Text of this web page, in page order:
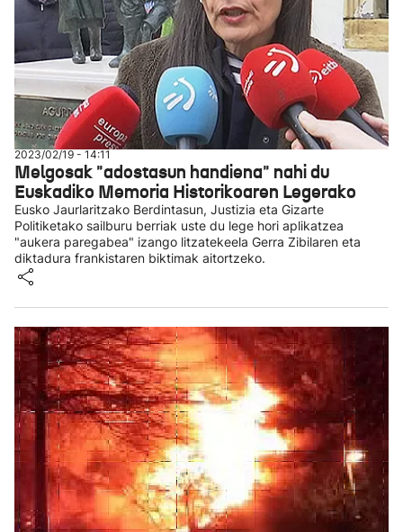
2023/02/19 - 14:11
Melgosak "adostasun handiena" nahi du
Euskadiko Memoria Historikoaren Legerako
Eusko Jaurlaritzako Berdintasun, Justizia eta Gizarte
Politiketako sailburu berriak uste du lege hori aplikatzea
"aukera paregabea" izango litzatekeela Gerra Zibilaren eta
diktadura frankistaren biktimak aitortzeko.